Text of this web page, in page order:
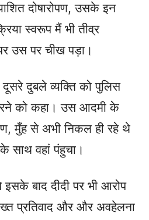
दोषारोपण, उसके इन
स्वरूप मैं भी तीव्र
उस पर चीख पड़ा।
दुबले व्यक्ति को पुलिस
को कहा। उस आदमी के
मुँह से अभी निकल ही रहे थे
साथ वहां पंहुचा।
बाद दीदी पर भी आरोप
प्रतिवाद और और अवहेलना